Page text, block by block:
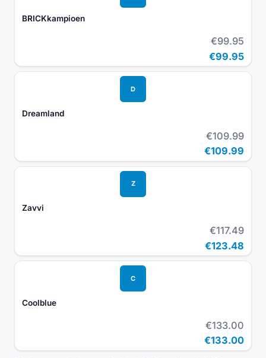
BRICKkampioen
€99.95
€99.95
D
Dreamland
€109.99
€109.99
Z
Zavvi
€117.49
€123.48
C
Coolblue
€133.00
€133.00